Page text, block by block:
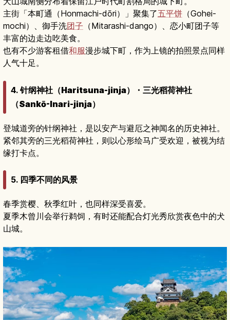
主街「本町通（Honmachi-dōri）」聚集了五平饼 （Gohei-
mochi）、御手洗团子 （Mitarashi-dango）、恋小町团子等
丰富的边走边吃美食。
也有不少游客租借和服漫步城下町，作为上镜的拍照景点同样
人气十足。
4.针纲神社（Haritsuna-jinja）・三光稻荷神社
（Sankō-Inari-jinja）
登城道旁的针纲神社，是以安产与避厄之神闻名的历史神社。
紧邻其旁的三光稻荷神社，则以心形绘马广受欢迎，被视为结
缘打卡点。
5. 四季不同的风景
春季赏樱、秋季红叶，也同样深受喜爱。
夏季木曾川会举行鹈饲，有时还能配合灯光秀欣赏夜色中的犬
山城。